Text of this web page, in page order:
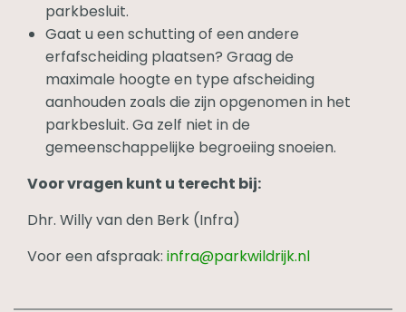
parkbesluit.
Gaat u een schutting of een andere
erfafscheiding plaatsen? Graag de
maximale hoogte en type afscheiding
aanhouden zoals die zijn opgenomen in het
parkbesluit. Ga zelf niet in de
gemeenschappelijke begroeiing snoeien.
Voor vragen kunt u terecht bij:
Dhr. Willy van den Berk (Infra)
Voor een afspraak: infra@parkwildrijk.nl